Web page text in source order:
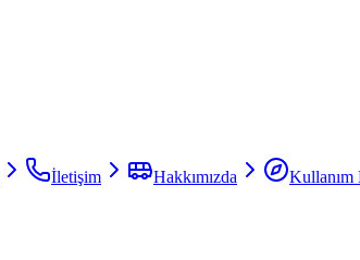
İletişim Hakkımızda
Kullanım